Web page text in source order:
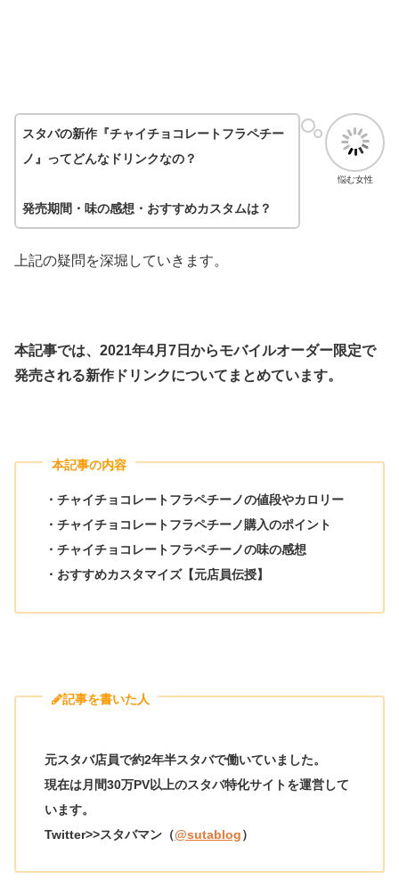
悩む女性
スタバの新作『チャイチョコレートフラペチー
ノ』ってどんなドリンクなの？
発売期間・味の感想・おすすめカスタムは？
上記の疑問を深堀していきます。
本記事では、2021年4月7日からモバイルオーダー限定で
発売される新作ドリンクについてまとめています。
本記事の内容
・チャイチョコレートフラペチーノの値段やカロリー
・チャイチョコレートフラペチーノ購入のポイント
・チャイチョコレートフラペチーノの味の感想
・おすすめカスタマイズ【元店員伝授】
記事を書いた人
元スタバ店員で約2年半スタバで働いていました。
現在は月間30万PV以上のスタバ特化サイトを運営して
います。
Twitter>>スタバマン（@sutablog）